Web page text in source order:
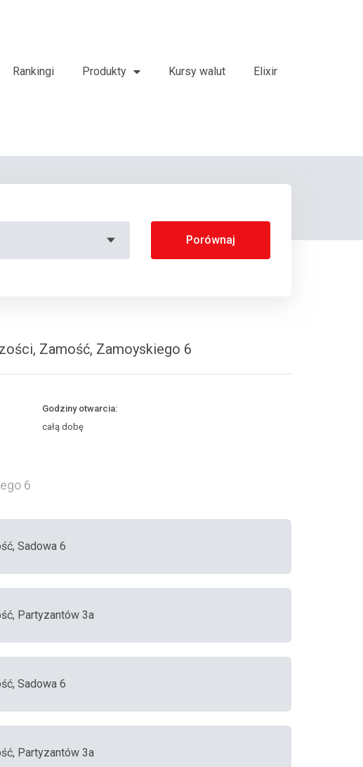
Rankingi Produkty Kursy walut Elixir
Porównaj
Zamość, Zamoyskiego 6
Godziny otwarcia:
całą dobę
6
Sadowa 6
Partyzantów 3a
Sadowa 6
Partyzantów 3a